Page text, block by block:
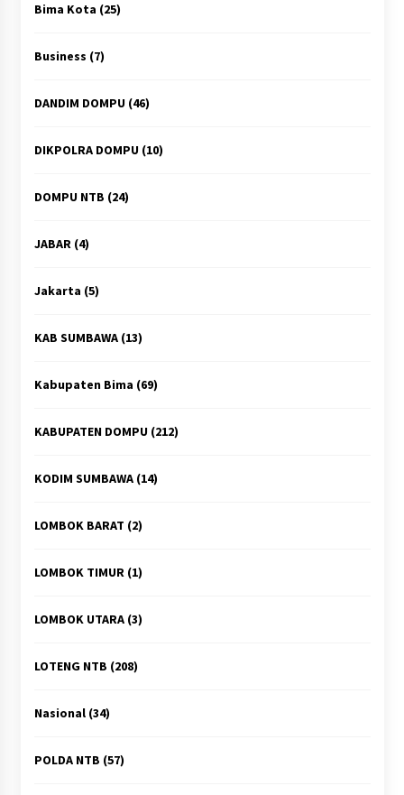
Bima Kota (25)
Business (7)
DANDIM DOMPU(46)
DIKPOLRA DOMPU(10)
DOMPU NTB (24)
JABAR(4)
Jakarta (5)
KAB SUMBAWA(13)
Kabupaten Bima (69)
KABUPATEN DOMPU(212)
KODIM SUMBAWA(14)
LOMBOK BARAT (2)
LOMBOK TIMUR(1)
LOMBOK UTARA(3)
LOTENG NTB (208)
Nasional(34)
POLDA NTB (57)